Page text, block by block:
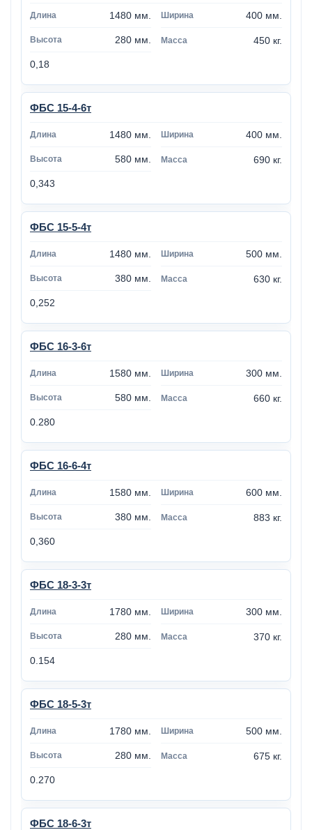
1480 мм. 400 мм.
280 мм. 450 кг.
0,18
ФБС 15-4-6т
1480 мм. 400 мм.
580 мм. 690 кг.
0,343
ФБС 15-5-4т
1480 мм. 500 мм.
380 мм. 630 кг.
0,252
ФБС 16-3-6т
1580 мм. 300 мм.
580 мм. 660 кг.
0.280
ФБС 16-6-4т
1580 мм. 600 мм.
380 мм. 883 кг.
0,360
ФБС 18-3-3т
1780 мм. 300 мм.
280 мм. 370 кг.
0.154
ФБС 18-5-3т
1780 мм. 500 мм.
280 мм. 675 кг.
0.270
ФБС 18-6-3т